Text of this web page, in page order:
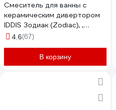
Смеситель для ванны с
керамическим дивертором
IDDIS Зодиак (Zodiac), ,
ZODSB02i02
4.6(67)
В корзину